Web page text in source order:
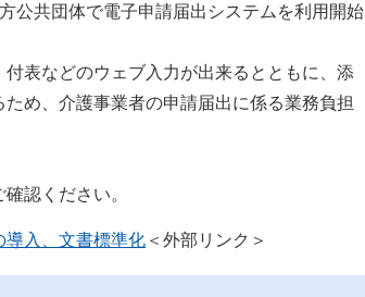
公共団体で電子申請届出システムを利用開始
表などのウェブ入力が出来るとともに、添
め、介護事業者の申請届出に係る業務負担
認ください。
導⼊、文書標準化 ＜外部リンク＞